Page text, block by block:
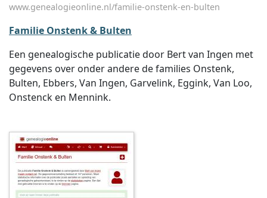
www.genealogieonline.nl/familie-onstenk-en-bulten
Familie Onstenk & Bulten
Een genealogische publicatie door Bert van Ingen met
gegevens over onder andere de families Onstenk,
Bulten, Ebbers, Van Ingen, Garvelink, Eggink, Van Loo,
Onstenck en Mennink.